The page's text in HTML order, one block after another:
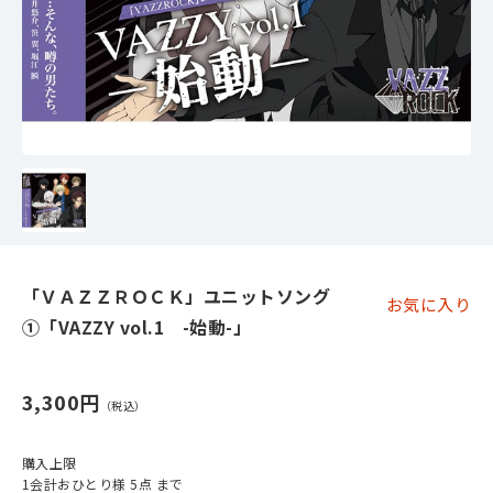
「ＶＡＺＺＲＯＣＫ」ユニットソング
①「VAZZY vol.1 -始動-」
お気に入り
3,300円
購入上限
1会計おひとり様 5点 まで